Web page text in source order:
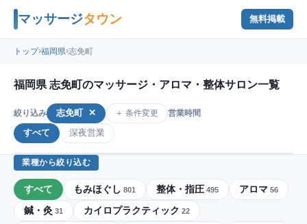
マッサージタウン 無料掲載
トップ›福岡県›志免町
福岡県 志免町のマッサージ・アロマ・整体サロン一覧
絞り込み 志免町 ✕ ＋ 条件変更 営業時間
すべて 深夜営業
業種から絞り込む
すべて もみほぐし 801 整体・指圧 495 アロマ 56
鍼・灸 31 カイロプラクティック 22